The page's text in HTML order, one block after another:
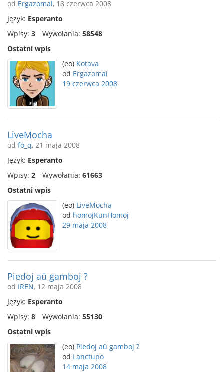
od Ergazomai, 18 czerwca 2008
Język: Esperanto
Wpisy: 3 Wywołania: 58548
Ostatni wpis
(eo) Kotava
od Ergazomai
19 czerwca 2008
LiveMocha
od fo_q, 21 maja 2008
Język: Esperanto
Wpisy: 2 Wywołania: 61663
Ostatni wpis
(eo) LiveMocha
od homojKunHomoj
29 maja 2008
Piedoj aŭ gamboj ?
od IREN, 12 maja 2008
Język: Esperanto
Wpisy: 8 Wywołania: 55130
Ostatni wpis
(eo) Piedoj aŭ gamboj ?
od Lanctupo
14 maja 2008